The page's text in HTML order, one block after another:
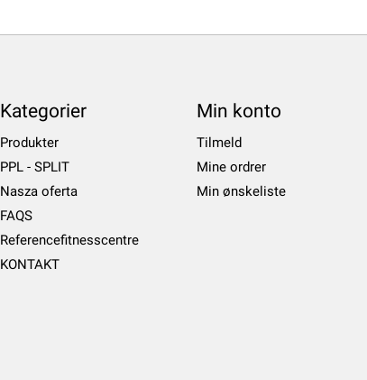
Kategorier
Produkter
PPL - SPLIT
Nasza oferta
FAQS
Referencefitnesscentre
KONTAKT
Min konto
Tilmeld
Mine ordrer
Min ønskeliste